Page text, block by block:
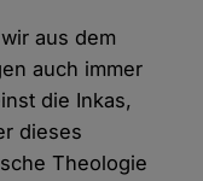
aus dem
auch immer
die Inkas,
dieses
Theologie